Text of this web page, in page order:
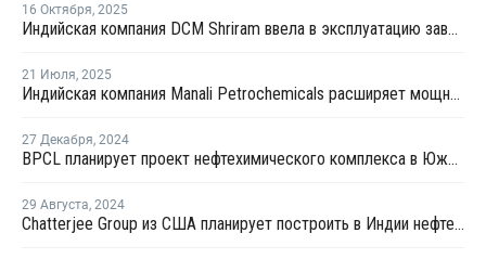
16 Октября, 2025
Индийская компания DCM Shriram ввела в эксплуатацию завод по производству эпихлоргидрина
21 Июля, 2025
Индийская компания Manali Petrochemicals расширяет мощности по производству пропиленгликоля
27 Декабря, 2024
BPCL планирует проект нефтехимического комплекса в Южной Индии
29 Августа, 2024
Chatterjee Group из США планирует построить в Индии нефтехимический комплекс